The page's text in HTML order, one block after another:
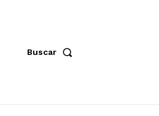
Buscar